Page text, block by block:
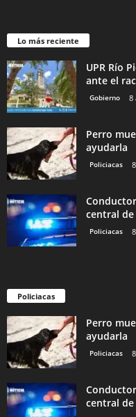
Lo más reciente
UPR Río
ante el
Gobierno 8
Perro
ayudarla
Policiacas
central de
Policiacas
Policiacas
Perro
ayudarla
Policiacas
central de